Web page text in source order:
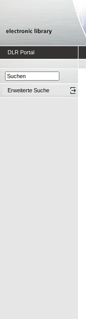
DLR Portal
Erweiterte Suche